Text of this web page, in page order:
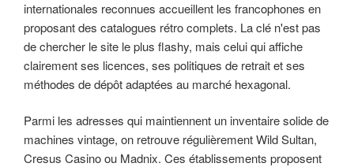
internationales reconnues accueillent les francophones en
proposant des catalogues rétro complets. La clé n'est pas
de chercher le site le plus flashy, mais celui qui affiche
clairement ses licences, ses politiques de retrait et ses
méthodes de dépôt adaptées au marché hexagonal.
Parmi les adresses qui maintiennent un inventaire solide de
machines vintage, on retrouve régulièrement Wild Sultan,
Cresus Casino ou Madnix. Ces établissements proposent